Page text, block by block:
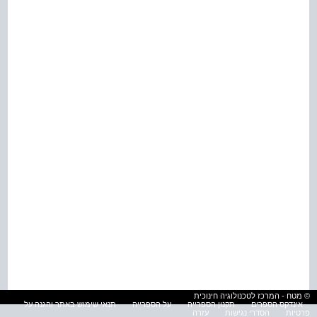
© מטח - המרכז לטכנולוגיה חינוכית
אינדקס הספרים
תקנון הספרייה על הספרייה
תנאי שימוש באתר והגנה על
פרטיות
הסדרי נגישות עזרה